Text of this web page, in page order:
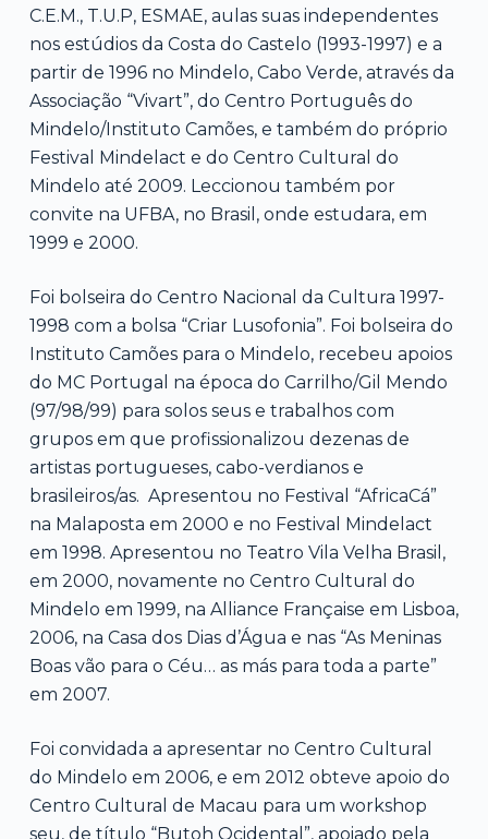
C.E.M., T.U.P, ESMAE, aulas suas independentes
nos estúdios da Costa do Castelo (1993-1997) e a
partir de 1996 no Mindelo, Cabo Verde, através da
Associação “Vivart”, do Centro Português do
Mindelo/Instituto Camões, e também do próprio
Festival Mindelact e do Centro Cultural do
Mindelo até 2009. Leccionou também por
convite na UFBA, no Brasil, onde estudara, em
1999 e 2000.
Foi bolseira do Centro Nacional da Cultura 1997-
1998 com a bolsa “Criar Lusofonia”. Foi bolseira do
Instituto Camões para o Mindelo, recebeu apoios
do MC Portugal na época do Carrilho/Gil Mendo
(97/98/99) para solos seus e trabalhos com
grupos em que profissionalizou dezenas de
artistas portugueses, cabo-verdianos e
brasileiros/as. Apresentou no Festival “AfricaCá”
na Malaposta em 2000 e no Festival Mindelact
em 1998. Apresentou no Teatro Vila Velha Brasil,
em 2000, novamente no Centro Cultural do
Mindelo em 1999, na Alliance Française em Lisboa,
2006, na Casa dos Dias d’Água e nas “As Meninas
Boas vão para o Céu… as más para toda a parte”
em 2007.
Foi convidada a apresentar no Centro Cultural
do Mindelo em 2006, e em 2012 obteve apoio do
Centro Cultural de Macau para um workshop
seu, de título “Butoh Ocidental”, apoiado pela